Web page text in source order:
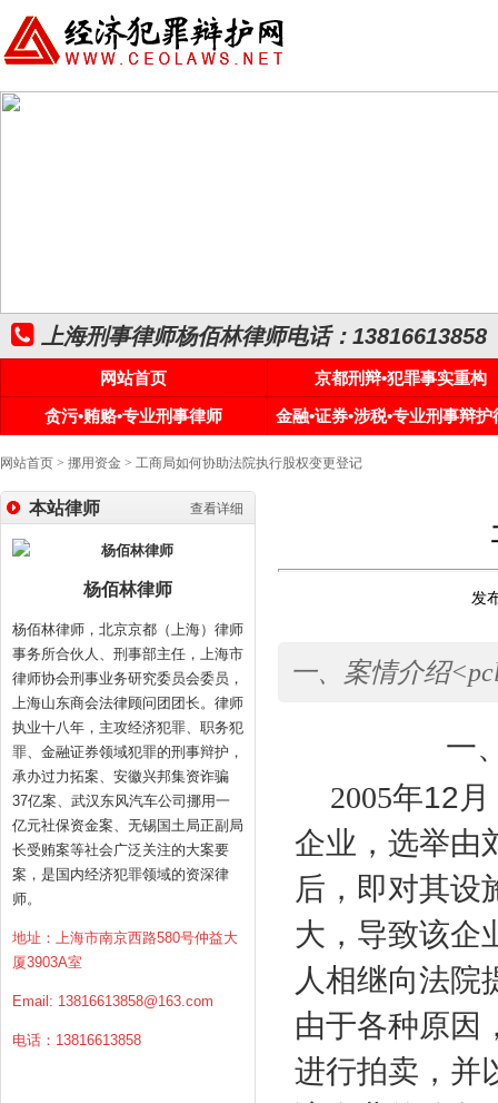
上海刑事律师杨佰林律师电话：13816613858
网站首页
京都刑辩•犯罪事实重构
贪污•贿赂•专业刑事律师
金融•证券•涉税•专业刑事辩护
网站首页 > 挪用资金 > 工商局如何协助法院执行股权变更登记
查看详细
本站律师
杨佰林律师
杨佰林律师，北京京都（上海）律师
事务所合伙人、刑事部主任，上海市
律师协会刑事业务研究委员会委员，
上海山东商会法律顾问团团长。律师
执业十八年，主攻经济犯罪、职务犯
罪、金融证券领域犯罪的刑事辩护，
承办过力拓案、安徽兴邦集资诈骗
37亿案、武汉东风汽车公司挪用一
亿元社保资金案、无锡国土局正副局
长受贿案等社会广泛关注的大案要
案，是国内经济犯罪领域的资深律
师。
地址：上海市南京西路580号仲益大
厦3903A室
Email: 13816613858@163.com
电话：13816613858
发
一、案情介绍
一
2005年12
企业，选举由
后，即对其设
大，导致该企
人相继向法院
由于各种原因
进行拍卖，并